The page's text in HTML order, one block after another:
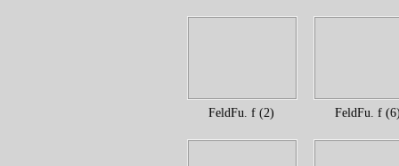
FeldFu. f (2) FeldFu. f